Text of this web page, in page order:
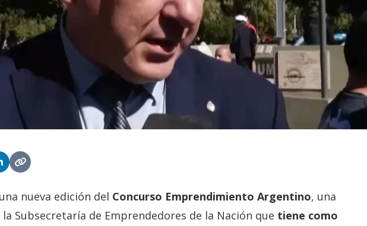
nueva edición del Concurso Emprendimiento Argentino, una
Subsecretaría de Emprendedores de la Nación que tiene como